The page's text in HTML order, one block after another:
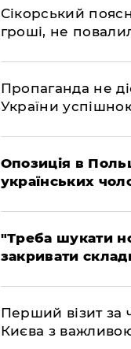
​Сікорський
гроші, не
​Пропаганда не
України
​Опозиція в
українських
​"Треба шукати
закривати
​Перший візит за
Києва з